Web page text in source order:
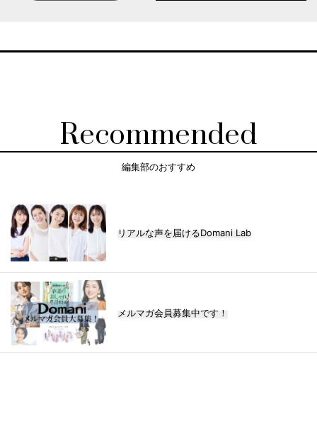
Recommended
編集部のおすすめ
リアルな声を届けるDomani Lab
メルマガ会員募集中です！